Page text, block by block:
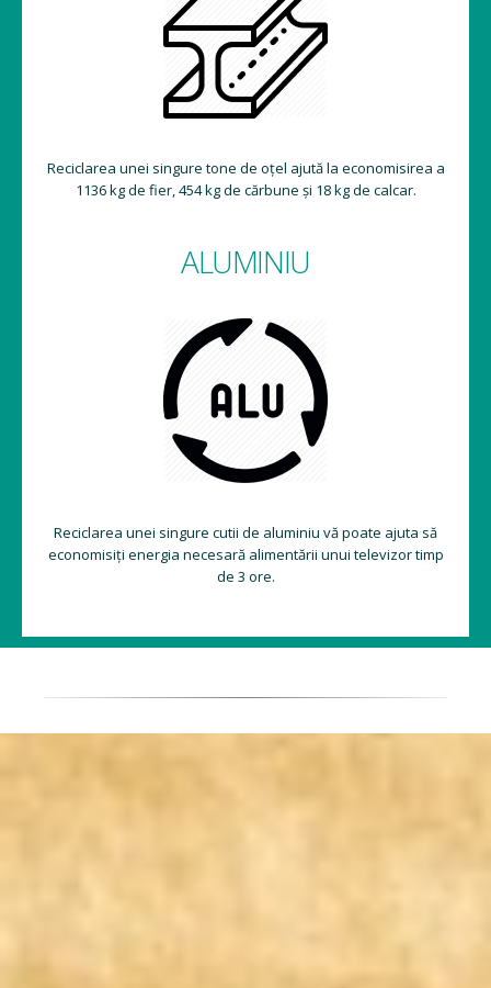
Reciclarea unei singure tone de oțel ajută la economisirea a
1136 kg de fier, 454 kg de cărbune și 18 kg de calcar.
ALUMINIU
Reciclarea unei singure cutii de aluminiu vă poate ajuta să
economisiți energia necesară alimentării unui televizor timp
de 3 ore.